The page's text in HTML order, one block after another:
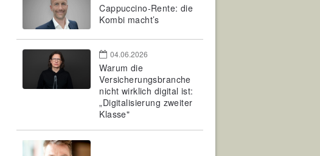
Cappuccino-Rente: die
Kombi macht’s
04.06.2026
Warum die
Versicherungsbranche
nicht wirklich digital ist:
„Digitalisierung zweiter
Klasse"